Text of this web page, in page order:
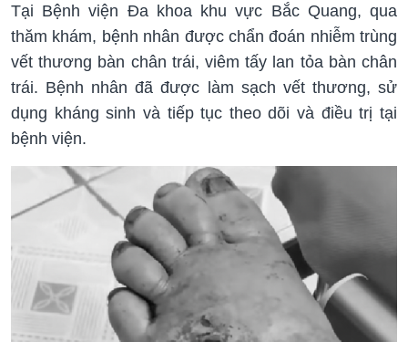
Tại Bệnh viện Đa khoa khu vực Bắc Quang, qua
thăm khám, bệnh nhân được chẩn đoán nhiễm trùng
vết thương bàn chân trái, viêm tấy lan tỏa bàn chân
trái. Bệnh nhân đã được làm sạch vết thương, sử
dụng kháng sinh và tiếp tục theo dõi và điều trị tại
bệnh viện.